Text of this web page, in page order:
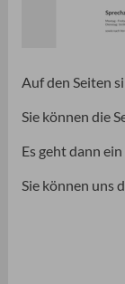
Auf den Seiten
Sie können die
Es geht dann
Sie können uns